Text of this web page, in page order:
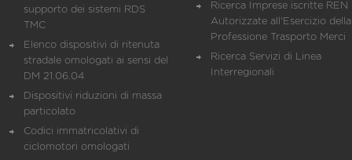
supporto dei sistemi RDS
TMC
Elenco dispositivi di ritenuta
stradale omologati ai sensi del
DM 21.06.04
Dispositivi riduzioni di massa
particolato
Codici immatricolativi di
ciclomotori omologati
Ricerca Imprese iscritte REN
Autorizzate all'Esercizio della
Professione Trasporto Merci
Ricerca Servizi di Linea
Interregionali